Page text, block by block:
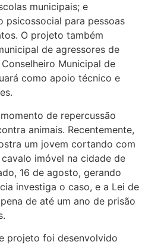
municipais; e
psicossocial para pessoas
O projeto também
de agressores de
Municipal de
como apoio técnico e
de repercussão
animais. Recentemente,
um jovem cortando com
imóvel na cidade de
16 de agosto, gerando
investiga o caso, e a Lei de
de até um ano de prisão
projeto foi desenvolvido